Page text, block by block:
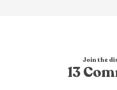
Join the
13